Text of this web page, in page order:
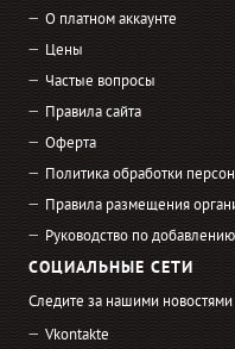
О платном аккаунте
Цены
Частые вопросы
Правила сайта
Оферта
Политика обработки
Правила размещения
Руководство по
СОЦИАЛЬНЫЕ СЕТИ
Следите за нашими
Vkontakte